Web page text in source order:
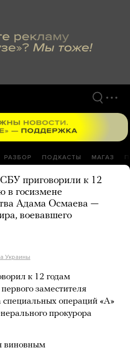
РАЗБОР ПОДКАСТЫ МАГАЗ
приговорили к 12
в госизмене
Адама Осмаева —
воевавшего
Украины
к 12 годам
заместителя
специальных операций «А»
прокурора
виновным